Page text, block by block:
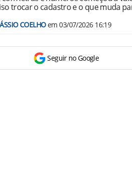
trocar o cadastro e o que muda
COELHOem03/07/2026 16:19
Seguir no Google